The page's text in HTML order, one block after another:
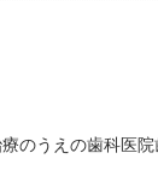
のうえの歯科医院